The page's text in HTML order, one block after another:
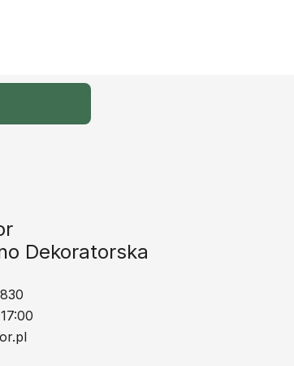
Dekoratorska